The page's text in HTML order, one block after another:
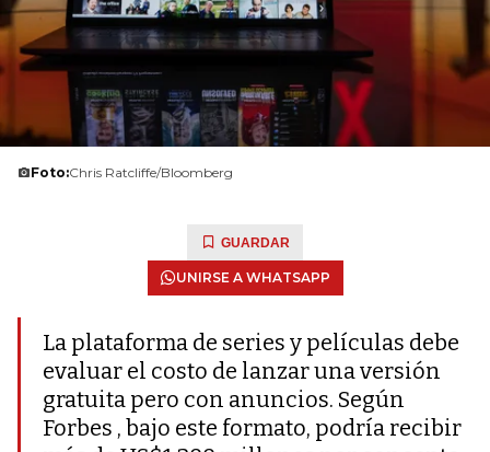
Foto:Chris Ratcliffe/Bloomberg
GUARDAR
UNIRSE A WHATSAPP
La plataforma de series y películas debe
evaluar el costo de lanzar una versión
gratuita pero con anuncios. Según
Forbes , bajo este formato, podría recibir